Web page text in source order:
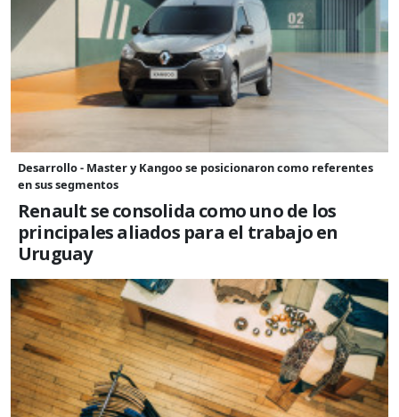
Desarrollo - Master y Kangoo se posicionaron como referentes
en sus segmentos
Renault se consolida como uno de los
principales aliados para el trabajo en
Uruguay